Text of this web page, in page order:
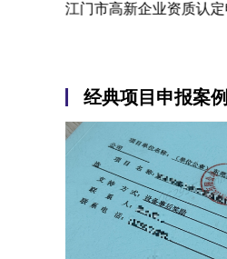
经典项目申报案例